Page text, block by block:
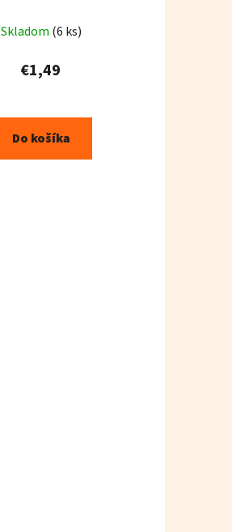
Skladom (6 ks)
€1,49
Do košíka